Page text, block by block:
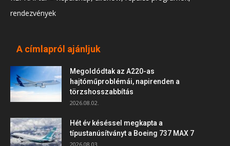
rendezvények
A címlapról ajánljuk
Megoldódtak az A220-as
hajtóműproblémái, napirenden a
törzshosszabbítás
2026.08.02.
Hét év késéssel megkapta a
típustanúsítványt a Boeing 737 MAX 7
2026.08.03.